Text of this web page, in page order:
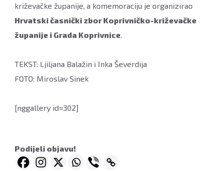
križevačke županije, a komemoraciju je organizirao
Hrvatski časnički zbor Koprivničko-križevačke
županije i Grada Koprivnice
TEKST: Ljiljana Balažin i Inka Ševerdija
FOTO: Miroslav Sinek
[nggallery id=302]
Podijeli objavu!